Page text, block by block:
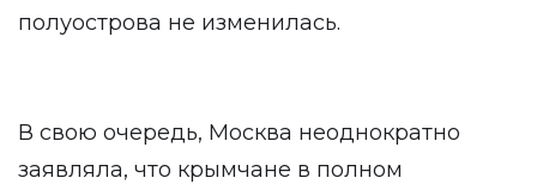
полуострова не изменилась.
В свою очередь, Москва неоднократно
заявляла, что крымчане в полном